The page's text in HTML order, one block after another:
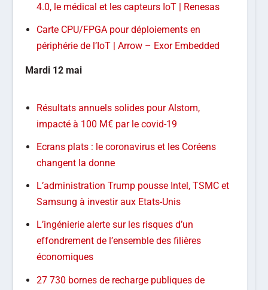
4.0, le médical et les capteurs IoT | Renesas
Carte CPU/FPGA pour déploiements en
périphérie de l’IoT | Arrow – Exor Embedded
Mardi 12 mai
Résultats annuels solides pour Alstom,
impacté à 100 M€ par le covid-19
Ecrans plats : le coronavirus et les Coréens
changent la donne
L’administration Trump pousse Intel, TSMC et
Samsung à investir aux Etats-Unis
L’ingénierie alerte sur les risques d’un
effondrement de l’ensemble des filières
économiques
27 730 bornes de recharge publiques de